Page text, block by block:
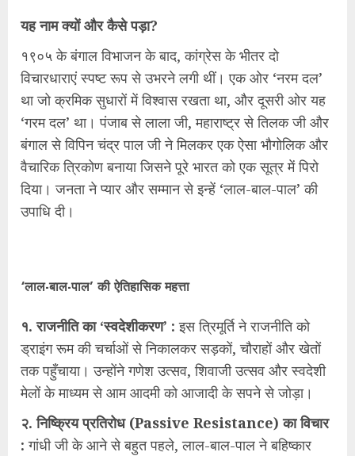
यह नाम क्यों और कैसे पड़ा?
१९०५ के बंगाल विभाजन के बाद, कांग्रेस के भीतर दो
विचारधाराएं स्पष्ट रूप से उभरने लगी थीं। एक ओर ‘नरम दल’
था जो क्रमिक सुधारों में विश्वास रखता था, और दूसरी ओर यह
‘गरम दल’ था। पंजाब से लाला जी, महाराष्ट्र से तिलक जी और
बंगाल से विपिन चंद्र पाल जी ने मिलकर एक ऐसा भौगोलिक और
वैचारिक त्रिकोण बनाया जिसने पूरे भारत को एक सूत्र में पिरो
दिया। जनता ने प्यार और सम्मान से इन्हें ‘लाल-बाल-पाल’ की
उपाधि दी।
‘लाल-बाल-पाल’ की ऐतिहासिक महत्ता
१. राजनीति का ‘स्वदेशीकरण’ :इस त्रिमूर्ति ने राजनीति को
ड्राइंग रूम की चर्चाओं से निकालकर सड़कों, चौराहों और खेतों
तक पहुँचाया। उन्होंने गणेश उत्सव, शिवाजी उत्सव और स्वदेशी
मेलों के माध्यम से आम आदमी को आजादी के सपने से जोड़ा।
२. निष्क्रिय प्रतिरोध (Passive Resistance) का विचार
:गांधी जी के आने से बहुत पहले, लाल-बाल-पाल ने बहिष्कार